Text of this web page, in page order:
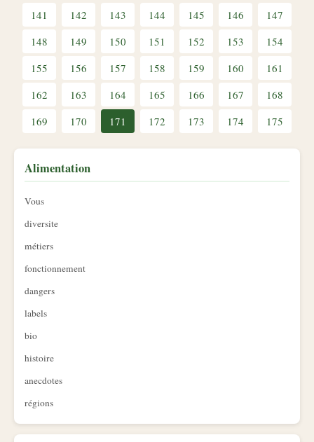
141
142 143 144 145 146
147
148
149 150 151 152 153
154
155
156 157 158 159 160
161
162
163 164 165 166 167
168
169
170 171 172 173 174 175
Alimentation
Vous
diversite
métiers
fonctionnement
dangers
labels
bio
histoire
anecdotes
régions